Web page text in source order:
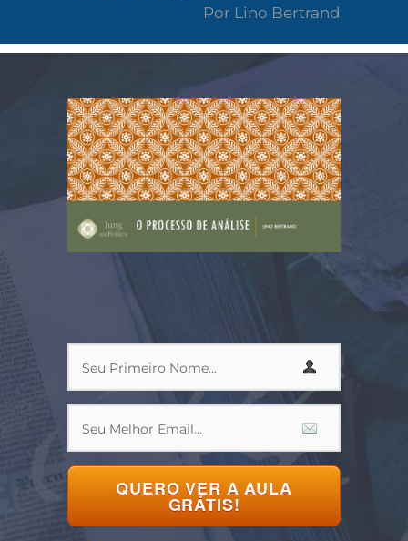
Por Lino Bertrand
QUERO VER A AULA
GRÁTIS!